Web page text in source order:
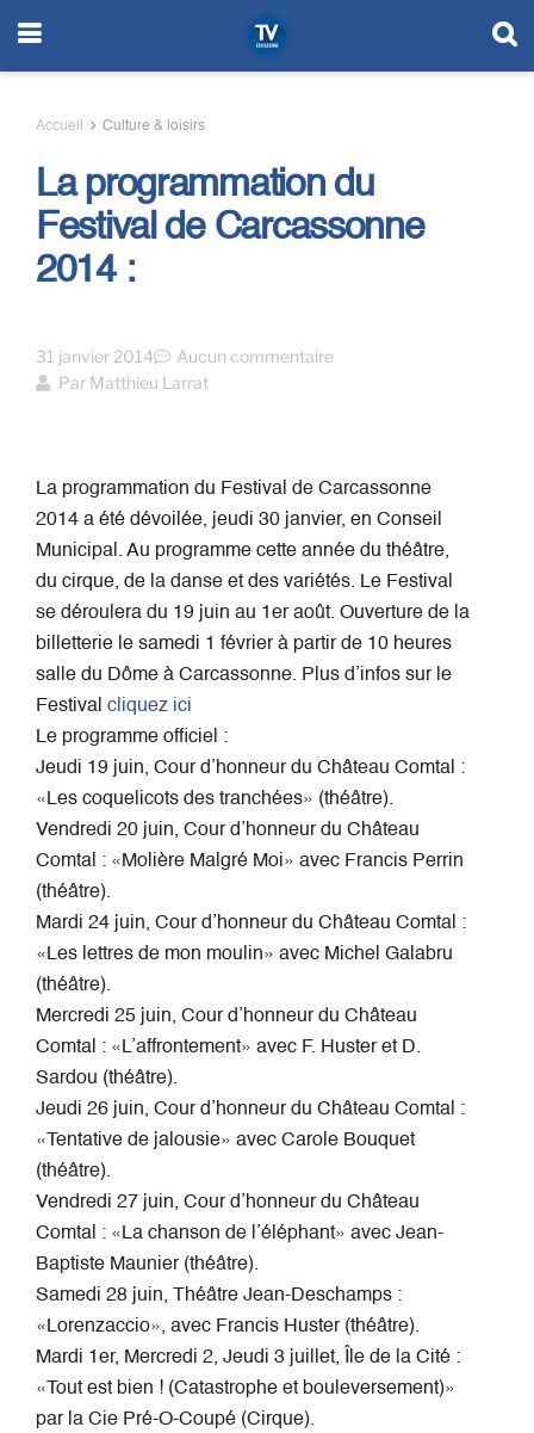
Accueil Culture & loisirs
La programmation du
Festival de Carcassonne
2014 :
31 janvier 2014
Aucun commentaire
Par Matthieu Larrat
La programmation du Festival de Carcassonne
2014 a été dévoilée, jeudi 30 janvier, en Conseil
Municipal. Au programme cette année du théâtre,
du cirque, de la danse et des variétés. Le Festival
se déroulera du 19 juin au 1er août. Ouverture de la
billetterie le samedi 1 février à partir de 10 heures
salle du Dôme à Carcassonne. Plus d’infos sur le
Festival cliquez ici
Le programme officiel :
Jeudi 19 juin, Cour d’honneur du Château Comtal :
«Les coquelicots des tranchées» (théâtre).
Vendredi 20 juin, Cour d’honneur du Château
Comtal : «Molière Malgré Moi» avec Francis Perrin
(théâtre).
Mardi 24 juin, Cour d’honneur du Château Comtal :
«Les lettres de mon moulin» avec Michel Galabru
(théâtre).
Mercredi 25 juin, Cour d’honneur du Château
Comtal : «L’affrontement» avec F. Huster et D.
Sardou (théâtre).
Jeudi 26 juin, Cour d’honneur du Château Comtal :
«Tentative de jalousie» avec Carole Bouquet
(théâtre).
Vendredi 27 juin, Cour d’honneur du Château
Comtal : «La chanson de l’éléphant» avec Jean-
Baptiste Maunier (théâtre).
Samedi 28 juin, Théâtre Jean-Deschamps :
«Lorenzaccio», avec Francis Huster (théâtre).
Mardi 1er, Mercredi 2, Jeudi 3 juillet, Île de la Cité :
«Tout est bien ! (Catastrophe et bouleversement)»
par la Cie Pré-O-Coupé (Cirque).